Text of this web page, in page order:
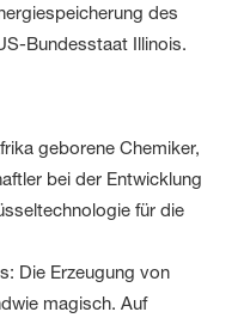
des
Bundesstaat Illinois.
geborene Chemiker,
bei der Entwicklung
für die
Die Erzeugung von
magisch. Auf